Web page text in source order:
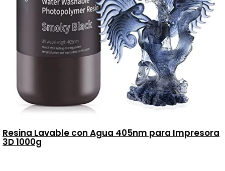
Resina Lavable con Agua 405nm para Impresora
3D 1000g